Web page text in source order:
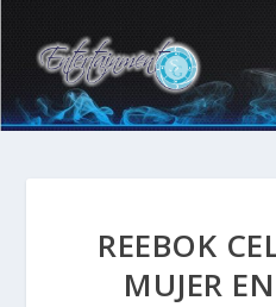
REEBOK
MUJER